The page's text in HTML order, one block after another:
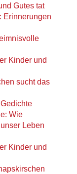
Gutes tat
Erinnerungen
Kinder und
sucht das
Wie
Leben
Kinder und